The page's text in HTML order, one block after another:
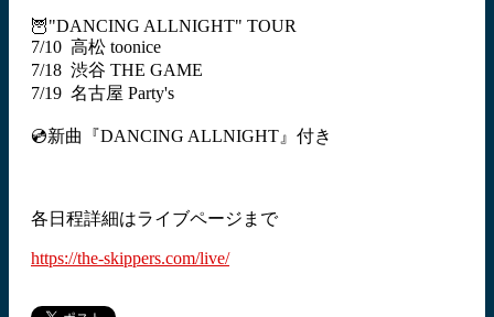
🦉"DANCING ALLNIGHT" TOUR
7/10 高松 toonice
7/18 渋谷 THE GAME
7/19 名古屋 Party's
💿新曲『DANCING ALLNIGHT』付き
各日程詳細はライブページまで
https://the-skippers.com/live/